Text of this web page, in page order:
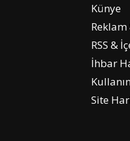
Künye
RSS &
İhbar
Site